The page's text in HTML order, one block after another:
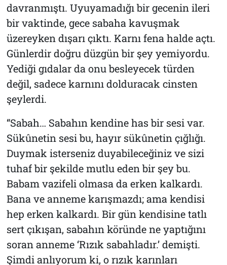
davranmıştı. Uyuyamadığı bir gecenin ileri
bir vaktinde, gece sabaha kavuşmak
üzereyken dışarı çıktı. Karnı fena halde açtı.
Günlerdir doğru düzgün bir şey yemiyordu.
Yediği gıdalar da onu besleyecek türden
değil, sadece karnını dolduracak cinsten
şeylerdi.
“Sabah… Sabahın kendine has bir sesi var.
Sükûnetin sesi bu, hayır sükûnetin çığlığı.
Duymak isterseniz duyabileceğiniz ve sizi
tuhaf bir şekilde mutlu eden bir şey bu.
Babam vazifeli olmasa da erken kalkardı.
Bana ve anneme karışmazdı; ama kendisi
hep erken kalkardı. Bir gün kendisine tatlı
sert çıkışan, sabahın köründe ne yaptığını
soran anneme ‘Rızık sabahladır.’ demişti.
Şimdi anlıyorum ki, o rızık karınları